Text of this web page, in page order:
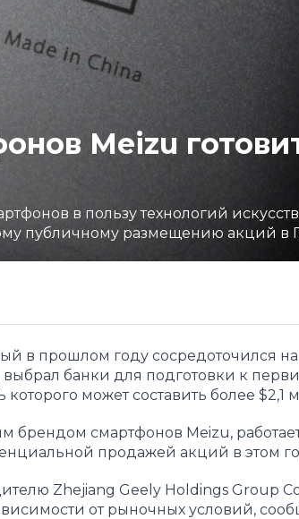
Meizu
в пользу технологий
публичному размещению акций в
в прошлом году сосредоточился на
выбрал банки для подготовки к
может составить более $2,1
брендом смартфонов Meizu,
продажей акций в этом
Zhejiang Geely Holdings Group
от рыночных условий,